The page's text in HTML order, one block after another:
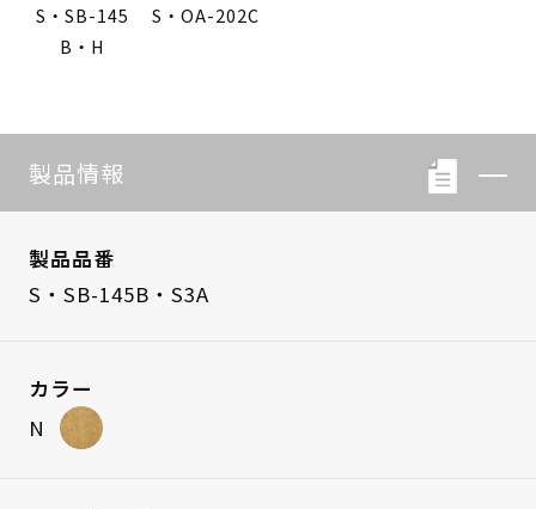
S・SB-145
B・H
S・OA-202C
製品情報
製品品番
S・SB-145B・S3A
カラー
N